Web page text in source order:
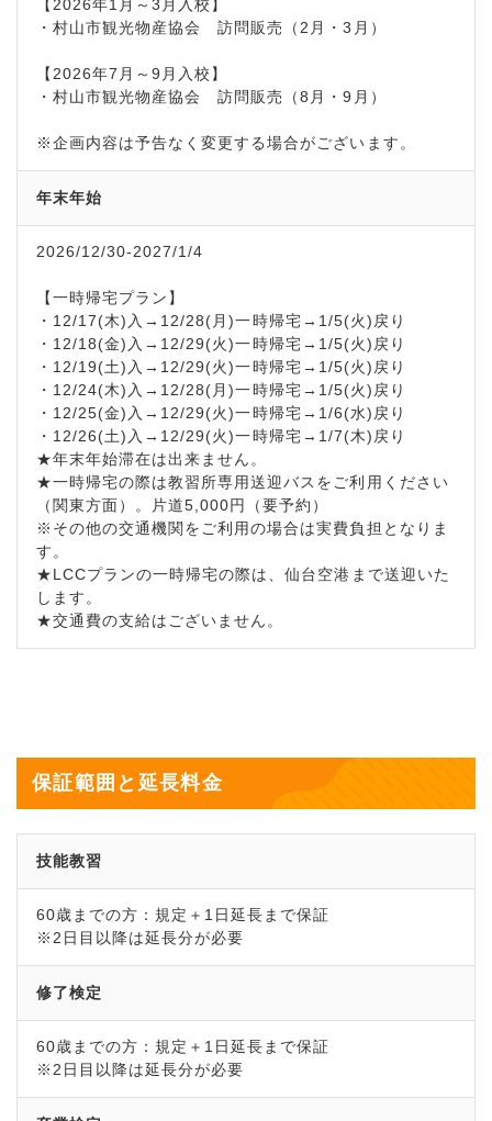
【2026年1月～3月入校】
・村山市観光物産協会 訪問販売（2月・3月）
【2026年7月～9月入校】
・村山市観光物産協会 訪問販売（8月・9月）
※企画内容は予告なく変更する場合がございます。
年末年始
2026/12/30-2027/1/4
【一時帰宅プラン】
・12/17(木)入→12/28(月)一時帰宅→1/5(火)戻り
・12/18(金)入→12/29(火)一時帰宅→1/5(火)戻り
・12/19(土)入→12/29(火)一時帰宅→1/5(火)戻り
・12/24(木)入→12/28(月)一時帰宅→1/5(火)戻り
・12/25(金)入→12/29(火)一時帰宅→1/6(水)戻り
・12/26(土)入→12/29(火)一時帰宅→1/7(木)戻り
★年末年始滞在は出来ません。
★一時帰宅の際は教習所専用送迎バスをご利用ください
（関東方面）。片道5,000円（要予約）
※その他の交通機関をご利用の場合は実費負担となりま
す。
★LCCプランの一時帰宅の際は、仙台空港まで送迎いた
します。
★交通費の支給はございません。
保証範囲と延長料金
技能教習
60歳までの方：規定＋1日延長まで保証
※2日目以降は延長分が必要
修了検定
60歳までの方：規定＋1日延長まで保証
※2日目以降は延長分が必要